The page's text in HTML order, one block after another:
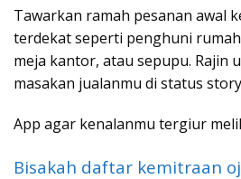
Tawarkan ramah pesanan awal
terdekat seperti penghuni
meja kantor, atau sepupu. Rajin
masakan jualanmu di status
App agar kenalanmu tergiur
Bisakah daftar kemitraan